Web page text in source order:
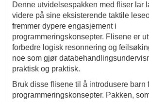
Denne utvidelsespakken med fliser lar
videre på sine eksisterende taktile
fremmer dypere engasjement i
programmeringskonsepter. Flisene er
forbedre logisk resonnering og
noe som gjør
praktisk og praktisk.
Bruk disse flisene til å introdusere barn
programmeringskonsepter. Pakken,